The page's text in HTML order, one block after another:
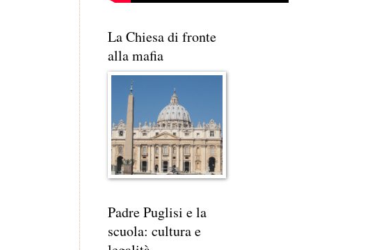
La Chiesa di fronte
alla mafia
Padre Puglisi e la
scuola: cultura e